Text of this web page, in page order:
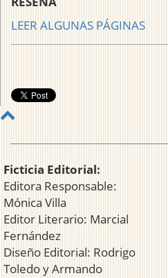
LEER ALGUNAS PÁGINAS
Ficticia Editorial:
Editora Responsable:
Mónica Villa
Editor Literario: Marcial
Fernández
Diseño Editorial: Rodrigo
Toledo y Armando